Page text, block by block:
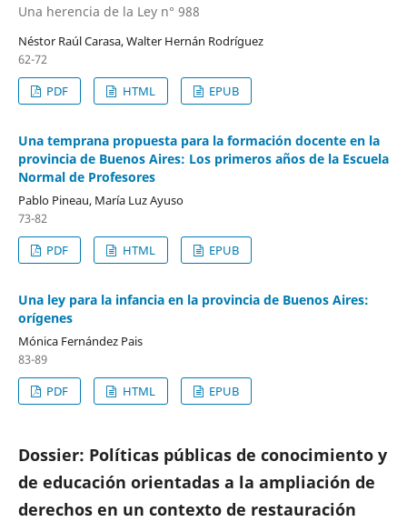
Una herencia de la Ley n° 988
Néstor Raúl Carasa, Walter Hernán Rodríguez
62-72
PDF
HTML EPUB
Una temprana propuesta para la formación docente en la
provincia de Buenos Aires: Los primeros años de la Escuela
Normal de Profesores
Pablo Pineau, María Luz Ayuso
73-82
PDF
HTML EPUB
Una ley para la infancia en la provincia de Buenos Aires:
orígenes
Mónica Fernández Pais
83-89
PDF
HTML EPUB
Dossier: Políticas públicas de conocimiento y
de educación orientadas a la ampliación de
derechos en un contexto de restauración